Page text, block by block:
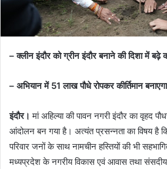
– क्लीन इंदौर को ग्रीन इंदौर बनाने की दिशा में बढ़े
– अभियान में 51 लाख पौधे रोपकर कीर्तिमान
इंदौर। मां अहिल्या की पावन नगरी इंदौर का वृहद
आंदोलन बन गया है। अत्यंत प्रसन्नता का विषय है
परिवार जनों के साथ नामचीन हस्तियों की भी
मध्यप्रदेश के नगरीय विकास एवं आवास तथा संसदीय